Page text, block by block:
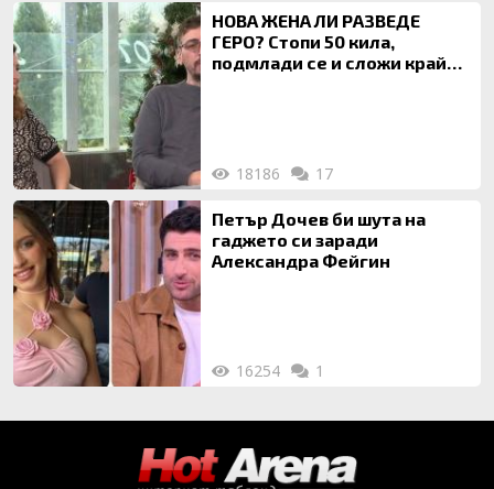
НОВА ЖЕНА ЛИ РАЗВЕДЕ
ГЕРО? Стопи 50 кила,
подмлади се и сложи край
18186 17
Петър Дочев би шута на
гаджето си заради
Александра Фейгин
16254 1